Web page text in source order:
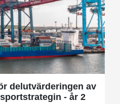
delutvärderingen av
- år 2